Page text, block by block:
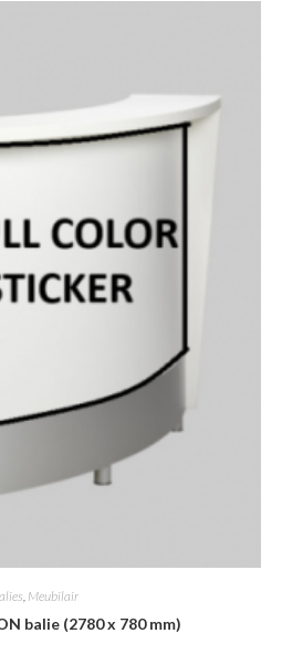
Meubilair
balie (2780 x 780 mm)